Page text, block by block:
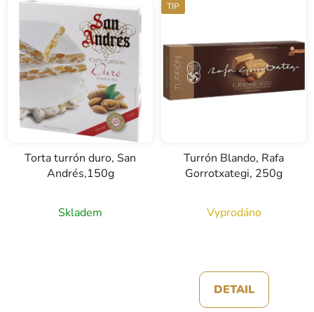
Torta turrón duro, San
Andrés,150g
Skladem
TIP
Turrón Blando, Rafa
Gorrotxategi, 250g
Vyprodáno
DETAIL